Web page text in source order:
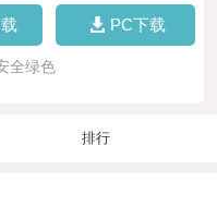
PC下载
全绿色
排行